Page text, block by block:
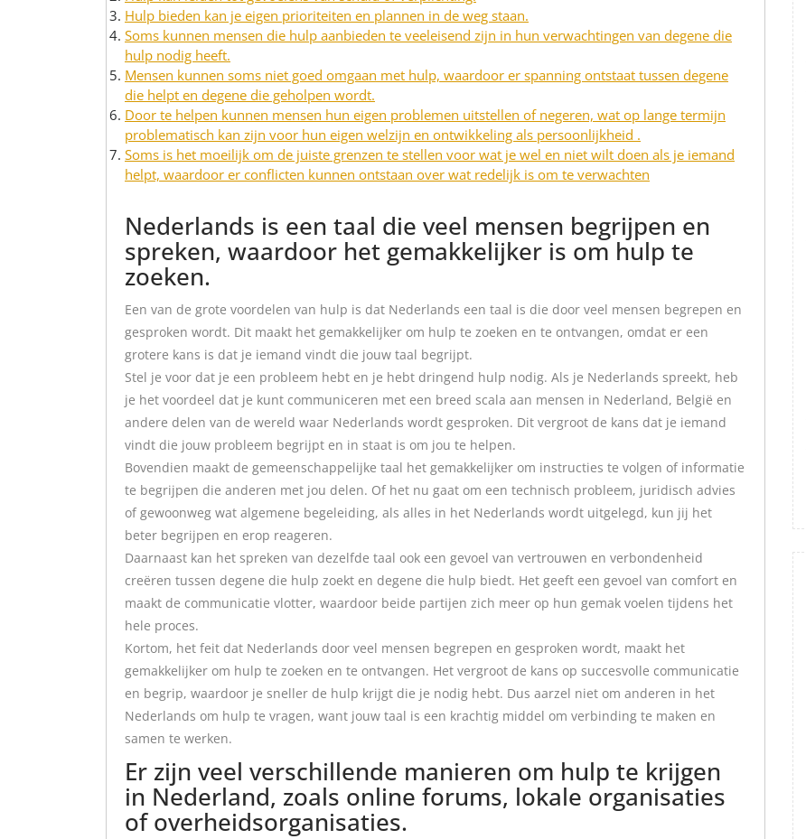
Hulp bieden kan je eigen prioriteiten en plannen in de weg staan.
Soms kunnen mensen die hulp aanbieden te veeleisend zijn in hun verwachtingen van degene die
hulp nodig heeft.
Mensen kunnen soms niet goed omgaan met hulp, waardoor er spanning ontstaat tussen degene
die helpt en degene die geholpen wordt.
Door te helpen kunnen mensen hun eigen problemen uitstellen of negeren, wat op lange termijn
problematisch kan zijn voor hun eigen welzijn en ontwikkeling als persoonlijkheid .
Soms is het moeilijk om de juiste grenzen te stellen voor wat je wel en niet wilt doen als je iemand
helpt, waardoor er conflicten kunnen ontstaan over wat redelijk is om te verwachten
Nederlands is een taal die veel mensen begrijpen en
spreken, waardoor het gemakkelijker is om hulp te
zoeken.
Een van de grote voordelen van hulp is dat Nederlands een taal is die door veel mensen begrepen en
gesproken wordt. Dit maakt het gemakkelijker om hulp te zoeken en te ontvangen, omdat er een
grotere kans is dat je iemand vindt die jouw taal begrijpt.
Stel je voor dat je een probleem hebt en je hebt dringend hulp nodig. Als je Nederlands spreekt, heb
je het voordeel dat je kunt communiceren met een breed scala aan mensen in Nederland, België en
andere delen van de wereld waar Nederlands wordt gesproken. Dit vergroot de kans dat je iemand
vindt die jouw probleem begrijpt en in staat is om jou te helpen.
Bovendien maakt de gemeenschappelijke taal het gemakkelijker om instructies te volgen of informatie
te begrijpen die anderen met jou delen. Of het nu gaat om een technisch probleem, juridisch advies
of gewoonweg wat algemene begeleiding, als alles in het Nederlands wordt uitgelegd, kun jij het
beter begrijpen en erop reageren.
Daarnaast kan het spreken van dezelfde taal ook een gevoel van vertrouwen en verbondenheid
creëren tussen degene die hulp zoekt en degene die hulp biedt. Het geeft een gevoel van comfort en
maakt de communicatie vlotter, waardoor beide partijen zich meer op hun gemak voelen tijdens het
hele proces.
Kortom, het feit dat Nederlands door veel mensen begrepen en gesproken wordt, maakt het
gemakkelijker om hulp te zoeken en te ontvangen. Het vergroot de kans op succesvolle communicatie
en begrip, waardoor je sneller de hulp krijgt die je nodig hebt. Dus aarzel niet om anderen in het
Nederlands om hulp te vragen, want jouw taal is een krachtig middel om verbinding te maken en
samen te werken.
Er zijn veel verschillende manieren om hulp te krijgen
in Nederland, zoals online forums, lokale organisaties
of overheidsorganisaties.